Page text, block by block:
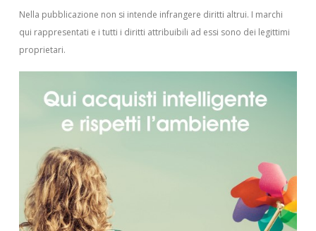
Nella pubblicazione non si intende infrangere diritti altrui. I marchi
qui rappresentati e i tutti i diritti attribuibili ad essi sono dei legittimi
proprietari.